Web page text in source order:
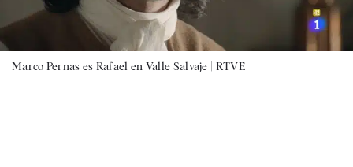
Marco Pernas es Rafael en Valle Salvaje | RTVE